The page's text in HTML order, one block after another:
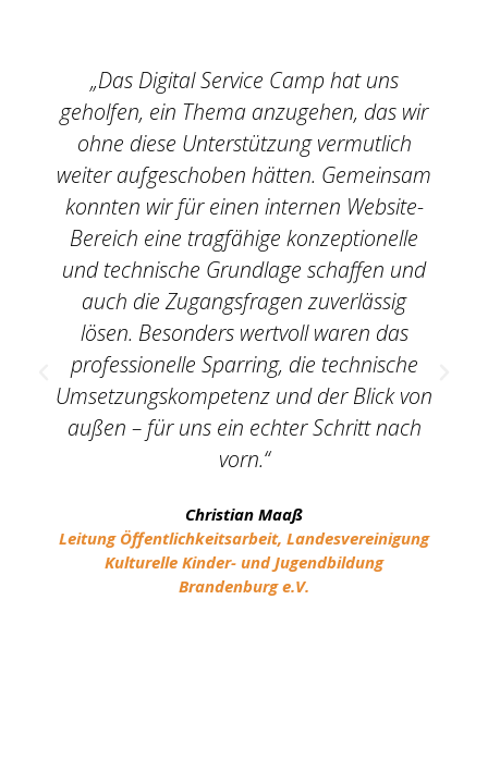
„Das Digital Service Camp hat uns
geholfen, ein Thema anzugehen, das wir
ohne diese Unterstützung vermutlich
weiter aufgeschoben hätten. Gemeinsam
konnten wir für einen internen Website-
Bereich eine tragfähige konzeptionelle
und technische Grundlage schaffen und
auch die Zugangsfragen zuverlässig
lösen. Besonders wertvoll waren das
professionelle Sparring, die technische
Umsetzungskompetenz und der Blick von
außen – für uns ein echter Schritt nach
vorn.“
Christian Maaß
Leitung Öffentlichkeitsarbeit, Landesvereinigung
Kulturelle Kinder- und Jugendbildung
Brandenburg e.V.